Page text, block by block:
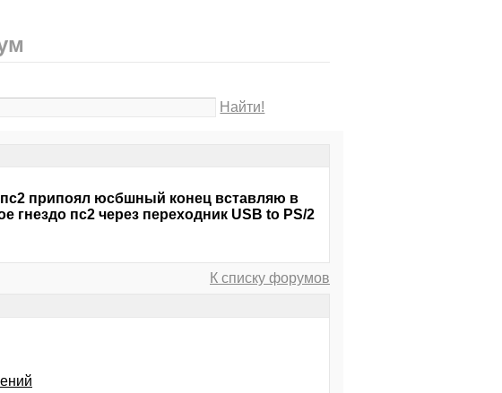
Найти!
припоял юсбшный конец вставляю в
гнездо пс2 через переходник USB to PS/2
К списку форумов